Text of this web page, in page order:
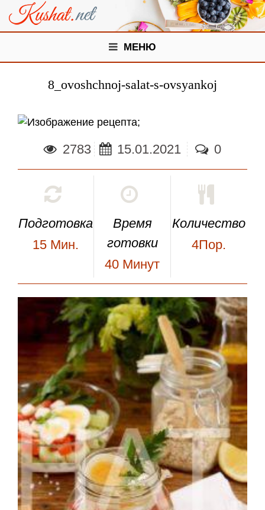
МЕНЮ
8_ovoshchnoj-salat-s-ovsyankoj
;
2783 15.01.2021 0
Подготовка
15 Мин.
Время
готовки
40 Минут
Количество
4Пор.